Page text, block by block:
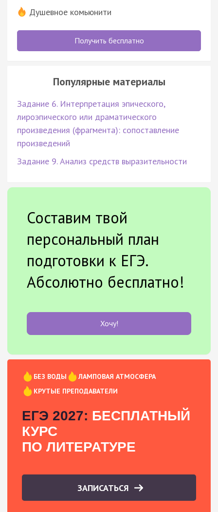
Душевное комьюнити
Получить бесплатно
Популярные материалы
Задание 6. Интерпретация эпического,
лироэпического или драматического
произведения (фрагмента): сопоставление
произведений
Задание 9. Анализ средств выразительности
Составим твой
персональный план
подготовки к ЕГЭ.
Абсолютно бесплатно!
Хочу!
БЕЗ ВОДЫ
ЛАМПОВАЯ АТМОСФЕРА
КРУТЫЕ ПРЕПОДАВАТЕЛИ
ЕГЭ 2027: БЕСПЛАТНЫЙ
КУРС
ПО ЛИТЕРАТУРЕ
ЗАПИСАТЬСЯ